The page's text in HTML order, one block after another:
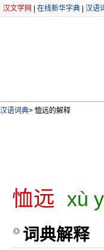
汉文学网 在线新华字典 汉语
汉语词典> 恤远的解释
恤远 xù
词典解释